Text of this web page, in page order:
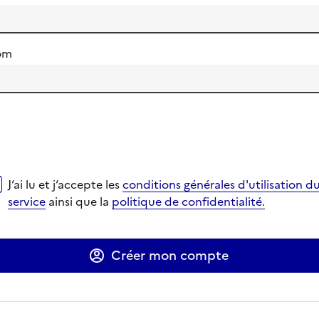
lu et j‘accepte lesconditions générales d'utilisation du
dans un nouvel onglet
dans un nouvel onglet
J‘ai lu et j‘accepte lesconditions générales d'utilisation du
service ainsi que la politique de confidentialité.
Créer mon compte